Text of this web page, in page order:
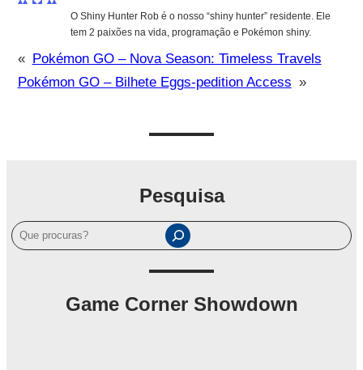
O Shiny Hunter Rob é o nosso “shiny hunter” residente. Ele
tem 2 paixões na vida, programação e Pokémon shiny.
« Pokémon GO – Nova Season: Timeless Travels
Pokémon GO – Bilhete Eggs-pedition Access »
Pesquisa
P
e
Game Corner Showdown